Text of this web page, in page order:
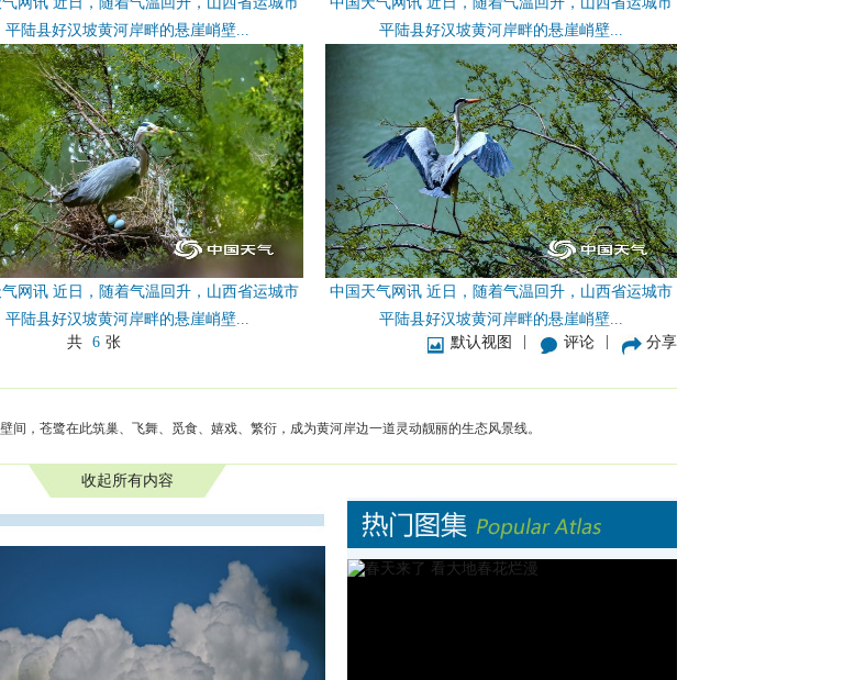
平陆县好汉坡黄河岸畔的悬崖峭壁...
平陆县好汉坡黄河岸畔的悬崖峭壁...
网讯 近日，随着气温回升，山西省运城市
平陆县好汉坡黄河岸畔的悬崖峭壁...
中国天气网讯 近日，随着气温回升，山西省运城市
平陆县好汉坡黄河岸畔的悬崖峭壁...
共 6 张 默认视图 评论 分享
，苍鹭在此筑巢、飞舞、觅食、嬉戏、繁衍，成为黄河岸边一道灵动靓丽的生态风景线。
收起所有内容